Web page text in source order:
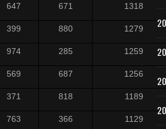
647 671 1318
399 880 1279
974 285 1259
569 687 1256
371 818 1189
763 366 1129